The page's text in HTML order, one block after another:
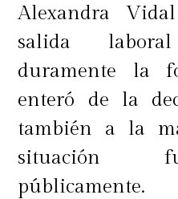
Alexandra
salida
duramente la
enteró de la
también a la
situación
públicamente.